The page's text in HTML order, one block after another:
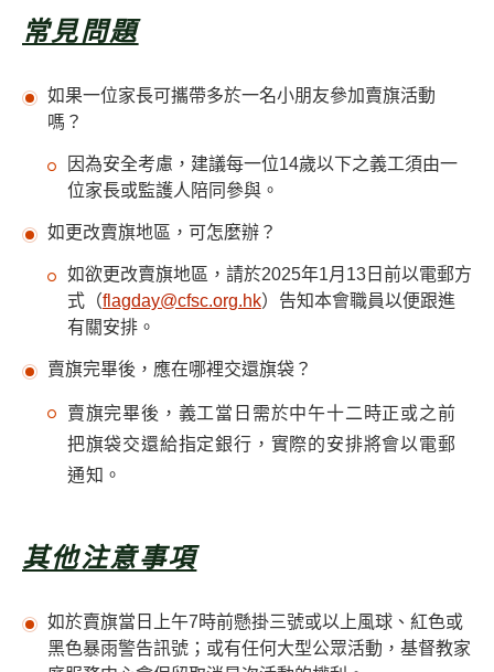
常見問題
如果一位家長可攜帶多於一名小朋友參加賣旗活動
嗎？
因為安全考慮，建議每一位14歲以下之義工須由一
位家長或監護人陪同參與。
如更改賣旗地區，可怎麼辦？
如欲更改賣旗地區，請於2025年1月13日前以電郵方
式（flagday@cfsc.org.hk）告知本會職員以便跟進
有關安排。
賣旗完畢後，應在哪裡交還旗袋？
賣旗完畢後，義工當日需於中午十二時正或之前
把旗袋交還給指定銀行，實際的安排將會以電郵
通知。
其他注意事項
如於賣旗當日上午7時前懸掛三號或以上風球、紅色或
黑色暴雨警告訊號；或有任何大型公眾活動，基督教家